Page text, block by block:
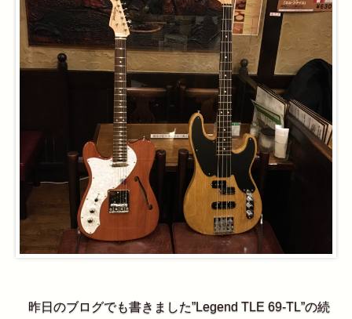
昨日のブログでも書きました”Legend TLE 69-TL”の続